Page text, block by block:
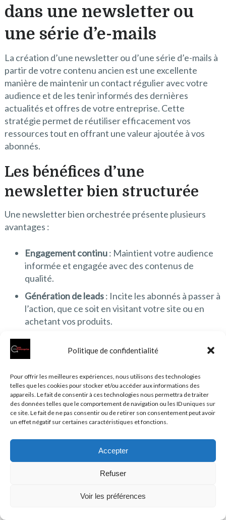
Politique de confidentialité
Pour offrir les meilleures expériences, nous utilisons des technologies
telles que les cookies pour stocker et/ou accéder aux informations des
appareils. Le fait de consentir à ces technologies nous permettra de traiter
des données telles que le comportement de navigation ou les ID uniques sur
ce site. Le fait de ne pas consentir ou de retirer son consentement peut avoir
un effet négatif sur certaines caractéristiques et fonctions.
Accepter
Refuser
Voir les préférences
dans une newsletter ou
une série d’e-mails
La création d’une newsletter ou d’une série d’e-mails à
partir de votre contenu ancien est une excellente
manière de maintenir un contact régulier avec votre
audience et de les tenir informés des dernières
actualités et offres de votre entreprise. Cette
stratégie permet de réutiliser efficacement vos
ressources tout en offrant une valeur ajoutée à vos
abonnés.
Les bénéfices d’une
newsletter bien structurée
Une newsletter bien orchestrée présente plusieurs
avantages :
Engagement continu: Maintient votre audience
informée et engagée avec des contenus de
qualité.
Génération de leads: Incite les abonnés à passer à
l’action, que ce soit en visitant votre site ou en
achetant vos produits.
Renforcement de la relation client
relation de confiance et de fidélité avec vos
Par exemple, vous pouvez compiler vos meilleurs
articles de blog dans une série d’e-mails
hebdomadaires, offrant des conseils pratiques et des
insights précieux à vos abonnés, tout en redirigeant le
trafic vers votre site.
Définir un sujet central